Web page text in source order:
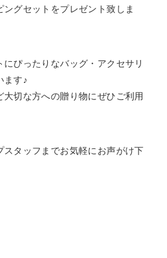
グセットをプレゼント致しま
にぴったりなバッグ・アクセサリ
ます♪
切な方への贈り物にぜひご利用
スタッフまでお気軽にお声がけ下